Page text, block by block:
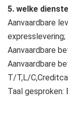
5. welke
Aanvaardbare
expresslevering;
Aanvaardbare
Aanvaardbare
T/T,L/
Taal gesproken: